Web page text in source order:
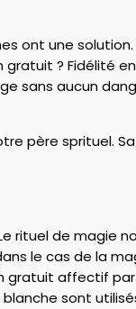
ont une
? Fidélité
sans aucun
père sprituel.
rituel de magie
le cas de la
gratuit affectif
sont